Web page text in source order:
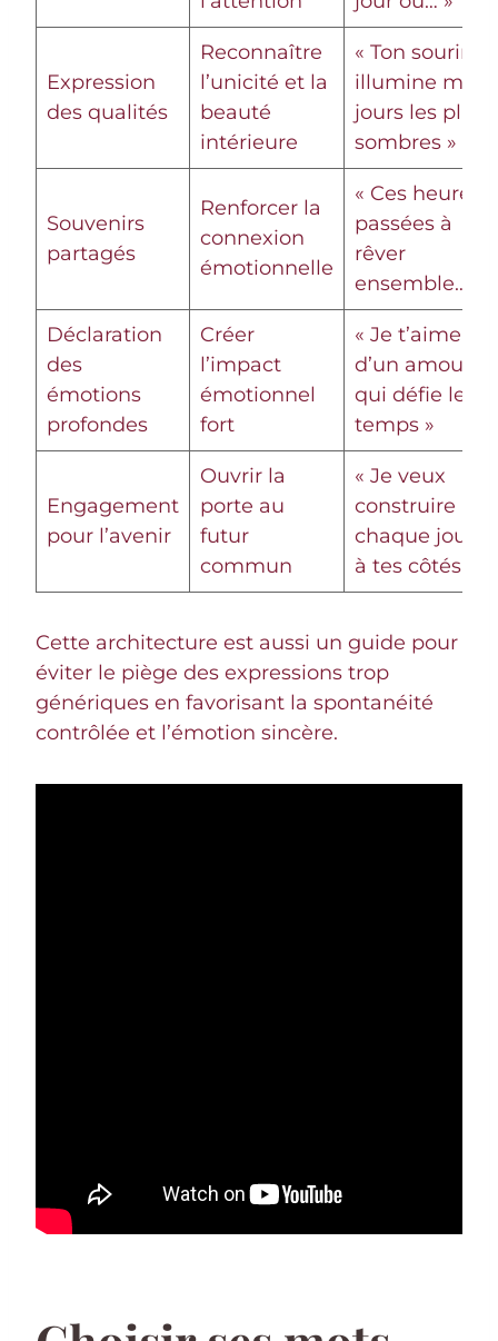
Expression
des qualités
Reconnaître
l’unicité et la
beauté
intérieure
« Ton sourire
illumine mes
jours les plus
sombres »
Souvenirs
partagés
Renforcer la
connexion
émotionnelle
« Ces heures
passées à
rêver
ensemble… »
Déclaration
des
émotions
profondes
Créer
l’impact
émotionnel
fort
« Je t’aime
d’un amour
qui défie le
temps »
Engagement
pour l’avenir
Ouvrir la
porte au
futur
commun
« Je veux
construire
chaque jour
à tes côtés »
Cette architecture est aussi un guide pour
éviter le piège des expressions trop
génériques en favorisant la spontanéité
contrôlée et l’émotion sincère.